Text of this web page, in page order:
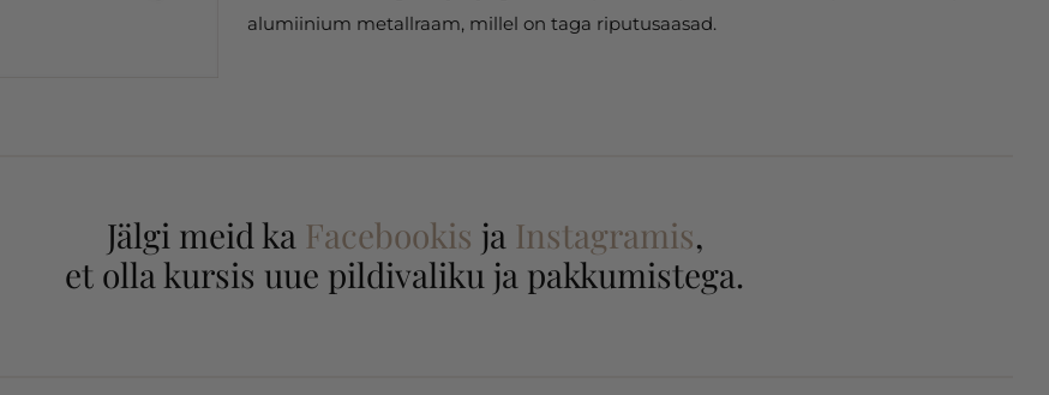
alumiinium metallraam, millel on taga riputusaasad.
Jälgi meid ka Facebookis ja Instagramis,
et olla kursis uue pildivaliku ja pakkumistega.